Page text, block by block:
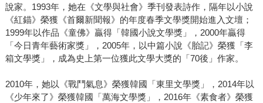
說家。1993年，她在《文學與社會》季刊發表詩作，隔年以小說
《紅錨》榮獲《首爾新聞報》的年度春季文學獎開始進入文壇；
1999年以作品《童佛》贏得「韓國小說文學獎」，2000年贏得
「今日青年藝術家獎」，2005年，以中篇小說《胎記》榮獲「李
箱文學獎」，成為史上第一位獲此文學大獎的「70後」作家。
2010年，她以《戰鬥氣息》榮獲韓國「東里文學獎」，2014年以
《少年來了》榮獲韓國「萬海文學獎」，2016年《素食者》榮獲